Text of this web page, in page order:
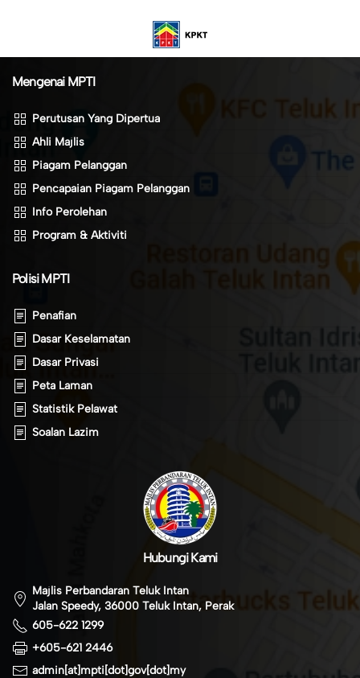
Mengenai MPTI
Perutusan Yang Dipertua
Ahli Majlis
Piagam Pelanggan
Pencapaian Piagam Pelanggan
Info Perolehan
Program & Aktiviti
Polisi MPTI
Penafian
Dasar Keselamatan
Dasar Privasi
Peta Laman
Statistik Pelawat
Soalan Lazim
Hubungi Kami
Majlis Perbandaran Teluk Intan
Jalan Speedy, 36000 Teluk Intan, Perak
605-622 1299
+605-621 2446
admin[at]mpti[dot]gov[dot]my